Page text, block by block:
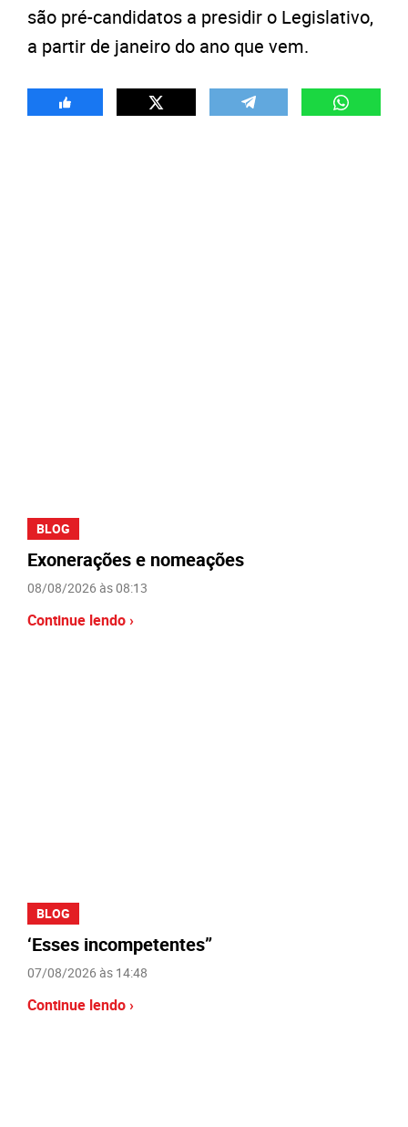
são pré-candidatos a presidir o Legislativo,
a partir de janeiro do ano que vem.
BLOG
Exonerações e nomeações
08/08/2026 às 08:13
Continue lendo ›
BLOG
‘Esses incompetentes”
07/08/2026 às 14:48
Continue lendo ›